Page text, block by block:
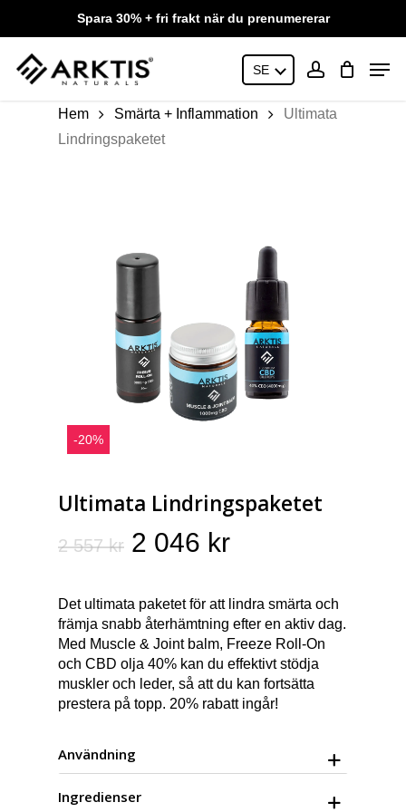
content
Spara 30% + fri frakt när du prenumererar
SE
account
Hem Smärta + Inflammation
Ultimata
Lindringspaketet
-20%
Ultimata Lindringspaketet
2 557kr Det
priset
var:
2
557 kr.
2 046 krDet
priset
är:
2
046 kr.
Det ultimata paketet för att lindra smärta och
främja snabb återhämtning efter en aktiv dag.
Med Muscle & Joint balm, Freeze Roll-On
och CBD olja 40% kan du effektivt stödja
muskler och leder, så att du kan fortsätta
prestera på topp. 20% rabatt ingår!
Användning
Ingredienser
Menu